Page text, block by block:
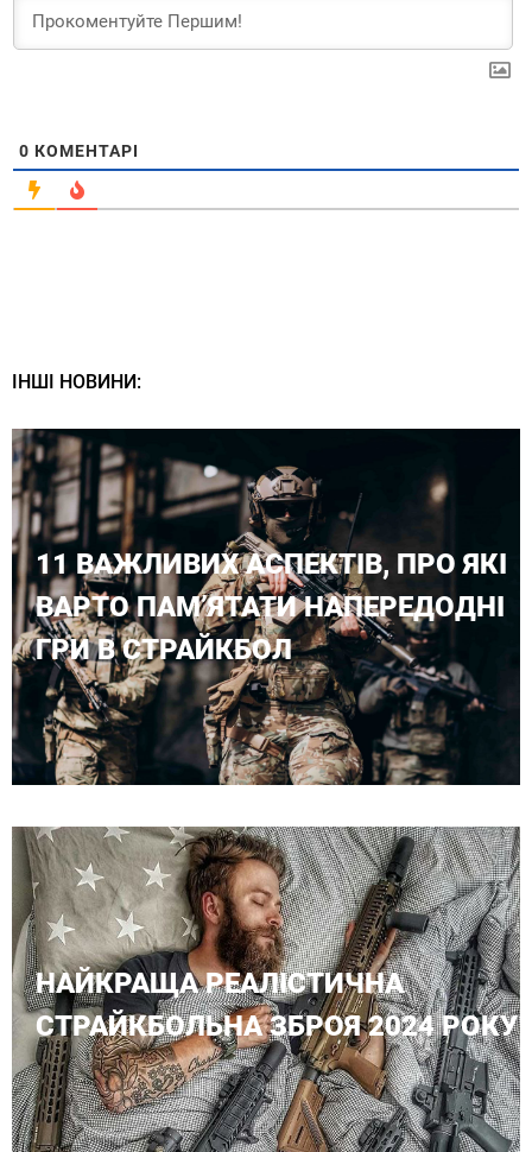
0 КОМЕНТАРІ
ІНШІ НОВИНИ:
11 ВАЖЛИВИХ АСПЕКТІВ, ПРО ЯКІ
ВАРТО ПАМ’ЯТАТИ НАПЕРЕДОДНІ
ГРИ В СТРАЙКБОЛ
НАЙКРАЩА РЕАЛІСТИЧНА
СТРАЙКБОЛЬНА ЗБРОЯ 2024 РОКУ